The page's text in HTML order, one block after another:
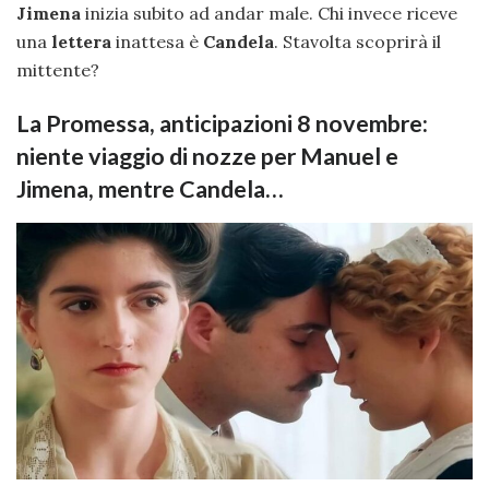
Jimena inizia subito ad andar male. Chi invece riceve
una lettera inattesa è Candela. Stavolta scoprirà il
mittente?
La Promessa, anticipazioni 8 novembre:
niente viaggio di nozze per Manuel e
Jimena, mentre Candela…